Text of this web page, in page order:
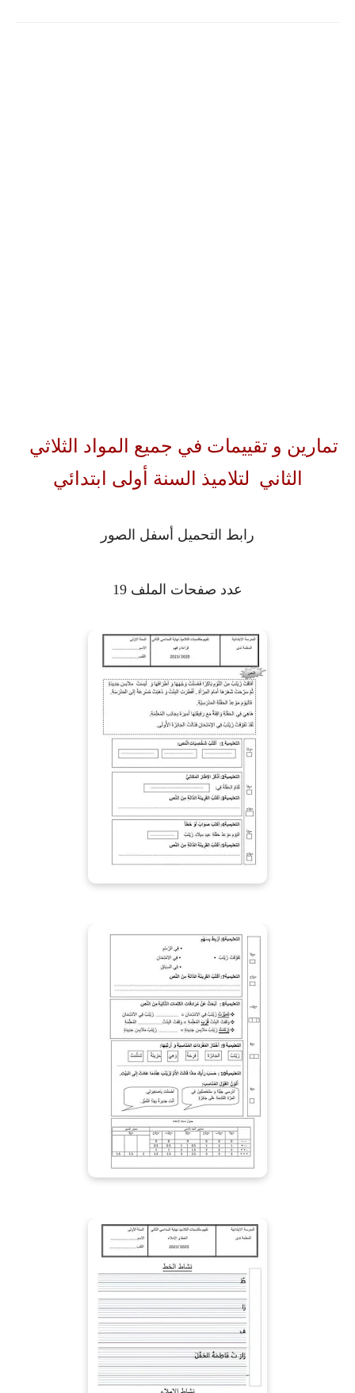
الثاني لتلاميذ السنة أولى ابتدائي
رابط التحميل أسفل الصور
عدد صفحات الملف 19